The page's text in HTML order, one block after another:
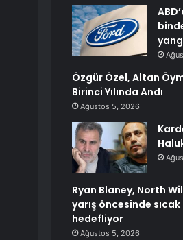
Özgür Özel, Altan
Birinci Yılında Andı
Ağustos 5, 2026
Ryan Blaney, North
yarış öncesinde
hedefliyor
Ağustos 5, 2026